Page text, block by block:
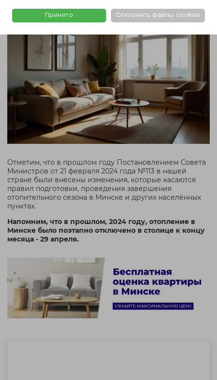
Принято Отклонить файлы cookies
Отметим, что в прошлом году Постановлением Совета
Министров от 21 февраля 2024 года №113 в нашей
стране были внесены изменения, которые касаются
правил подготовки, проведения завершения
отопительного сезона в Минске и других населённых
пунктах.
Напомним, что в прошлом, 2024 году, отопление в
Минске было поэтапно отключено в столице к концу
месяца - 29 апреля.